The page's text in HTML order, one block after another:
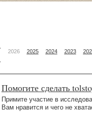
2026 2025 2024 2023
Помогите сделать
Примите участие в
Вам нравится и чего не